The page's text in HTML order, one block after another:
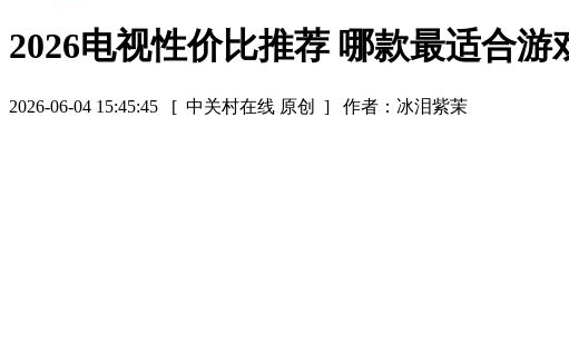
2026电视性价比推荐 哪款最适合游
2026-06-04 15:45:45 [ 中关村在线 原创 ] 作者：冰泪紫茉